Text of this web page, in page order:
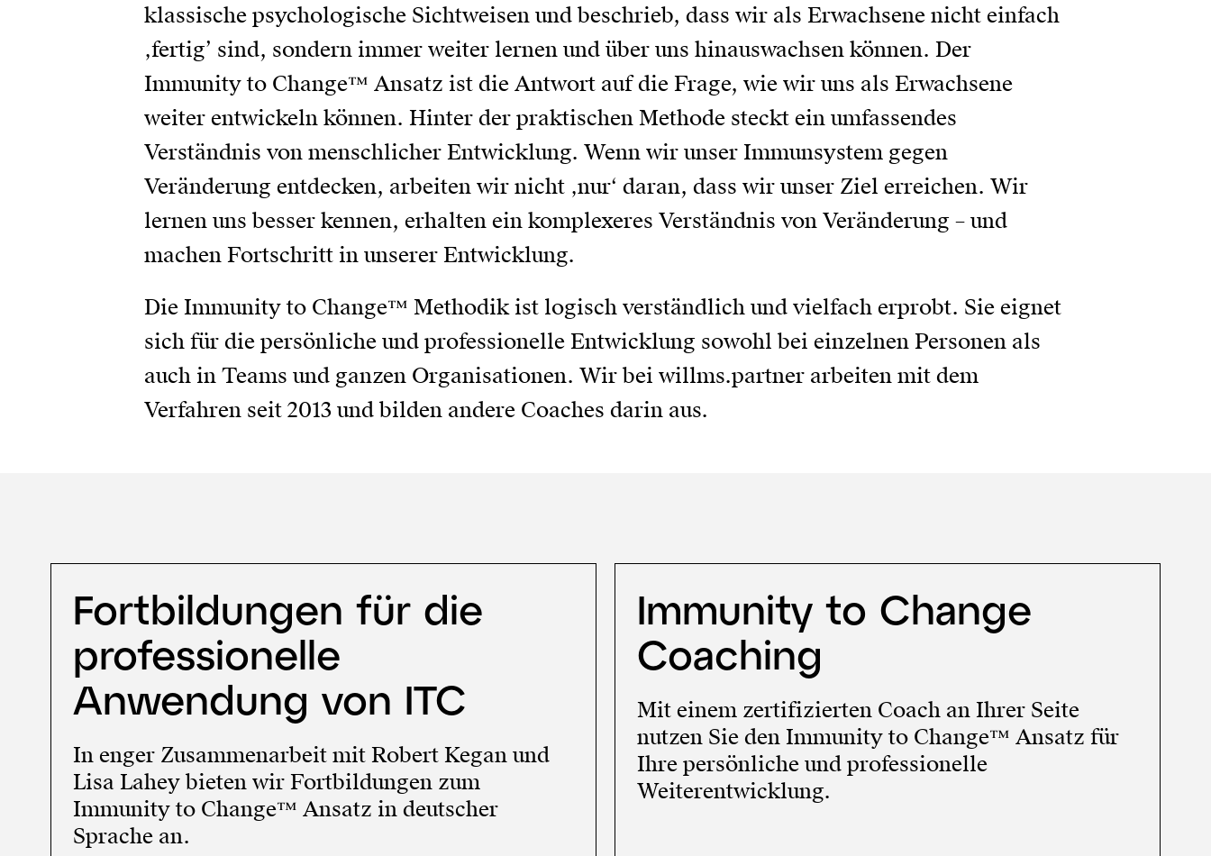
klassische psychologische Sichtweisen und beschrieb, dass wir als Erwachsene nicht einfach
‚fertig’ sind, sondern immer weiter lernen und über uns hinauswachsen können. Der
Immunity to Change™ Ansatz ist die Antwort auf die Frage, wie wir uns als Erwachsene
weiter entwickeln können. Hinter der praktischen Methode steckt ein umfassendes
Verständnis von menschlicher Entwicklung. Wenn wir unser Immunsystem gegen
Veränderung entdecken, arbeiten wir nicht ‚nur‘ daran, dass wir unser Ziel erreichen. Wir
lernen uns besser kennen, erhalten ein komplexeres Verständnis von Veränderung – und
machen Fortschritt in unserer Entwicklung.
Die Immunity to Change™ Methodik ist logisch verständlich und vielfach erprobt. Sie eignet
sich für die persönliche und professionelle Entwicklung sowohl bei einzelnen Personen als
auch in Teams und ganzen Organisationen. Wir bei willms.partner arbeiten mit dem
Verfahren seit 2013 und bilden andere Coaches darin aus.
Fortbildungen für die
professionelle
Anwendung von ITC
In enger Zusammenarbeit mit Robert Kegan und
Lisa Lahey bieten wir Fortbildungen zum
Immunity to Change™ Ansatz in deutscher
Sprache an.
Immunity to Change
Coaching
Mit einem zertifizierten Coach an Ihrer Seite
nutzen Sie den Immunity to Change™ Ansatz für
Ihre persönliche und professionelle
Weiterentwicklung.